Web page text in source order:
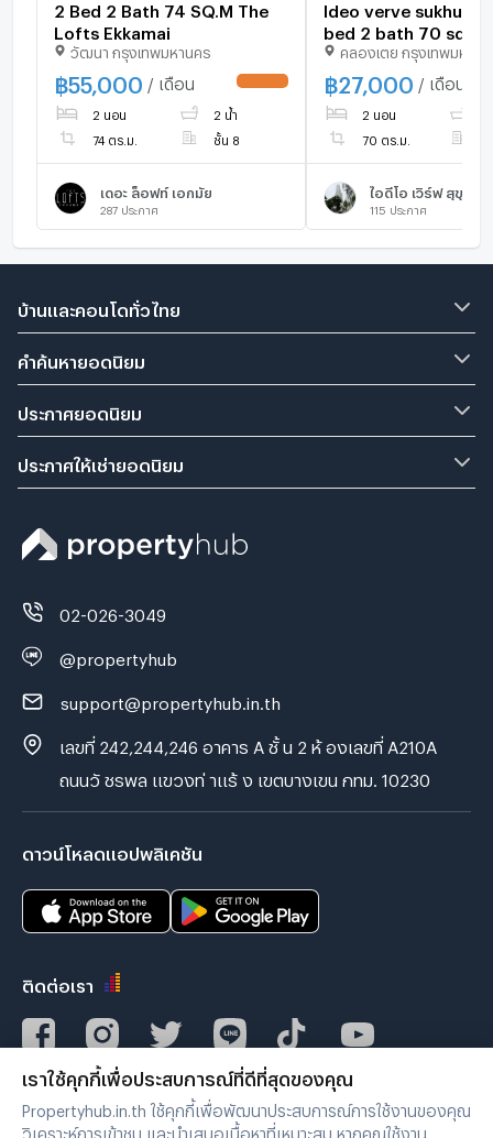
2 Bed 2 Bath 74 SQ.M The
Lofts Ekkamai
วัฒนา กรุงเทพมหานคร
฿55,000 / เดือน
2 นอน 2 น้ำ
74 ตร.ม. ชั้น 8
เดอะ ล็อฟท์ เอกมัย
287 ประกาศ
Ideo verve
bed 2 bath 70 sqm
27000/month ‼️Best
price🔆✅
คลองเตย กรุงเทพมหาน
฿27,000 / เดือน
2 นอน
70 ตร.ม.
ไอดีโอ เวิร์ฟ สุขุมวิท
115 ประกาศ
บ้านและคอนโดทั่วไทย
คำค้นหายอดนิยม
ประกาศยอดนิยม
ประกาศให้เช่ายอดนิยม
02-026-3049
@propertyhub
support@propertyhub.in.th
เลขที่ 242,244,246 อาคาร A ชั้ น 2 ห้ องเลขที่ A210A
ถนนวั ชรพล แขวงท่ าแร้ ง เขตบางเขน กทม. 10230
ดาวน์โหลดแอปพลิเคชัน
ติดต่อเรา
เราใช้คุกกี้เพื่อประสบการณ์ที่ดีที่สุดของคุณ
Propertyhub.in.th ใช้คุกกี้เพื่อพัฒนาประสบการณ์การใช้งานของคุณ
วิเคราะห์การเข้าชม และนำเสนอเนื้อหาที่เหมาะสม หากคุณใช้งาน